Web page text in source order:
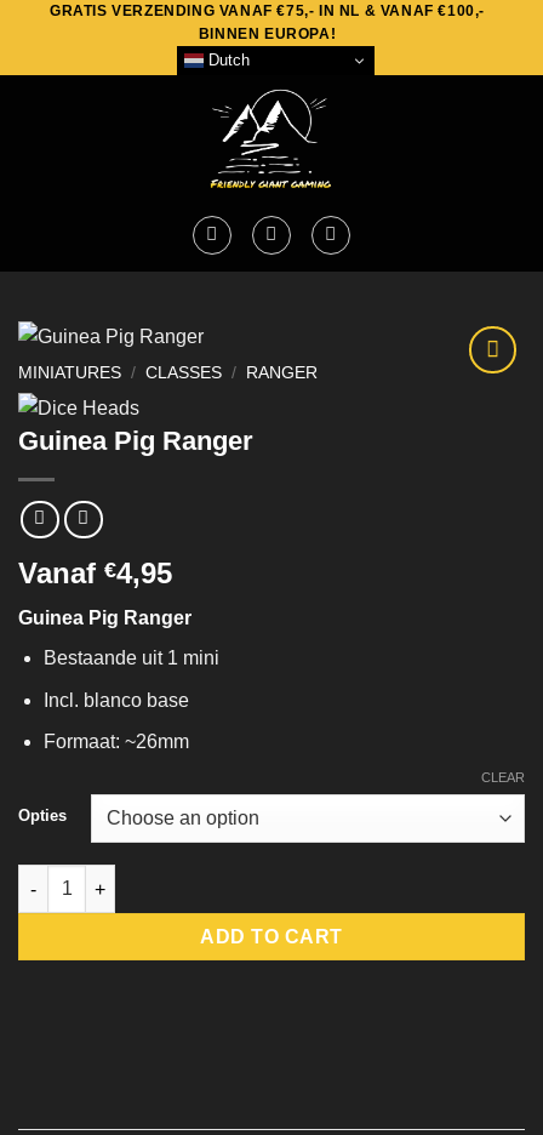
content
GRATIS VERZENDING VANAF €75,- IN NL & VANAF €100,-
BINNEN EUROPA!
Dutch
MINIATURES / CLASSES / RANGER
Guinea Pig Ranger
Vanaf €4,95
Guinea Pig Ranger
Bestaande uit 1 mini
Incl. blanco base
Formaat: ~26mm
Opties
CLEAR
Guinea Pig Ranger quantity
ADD TO CART